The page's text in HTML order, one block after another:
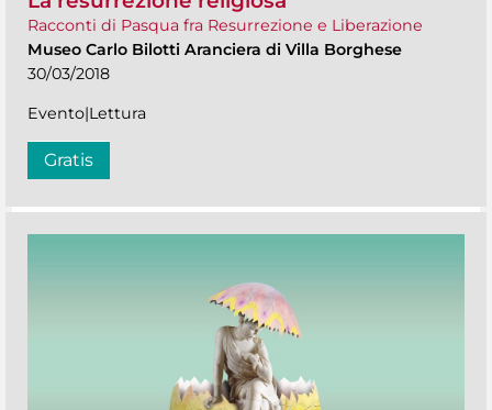
Racconti di Pasqua fra Resurrezione e Liberazione
Museo Carlo Bilotti Aranciera di Villa Borghese
30/03/2018
Evento|Lettura
Gratis